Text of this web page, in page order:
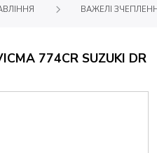
ВАЖЕЛІ
774CR SUZUKI DR